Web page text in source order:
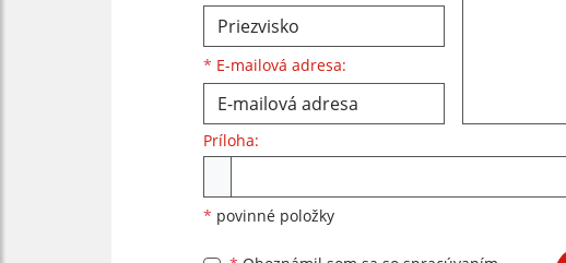
* E-mailová adresa:
Príloha:
* povinné položky